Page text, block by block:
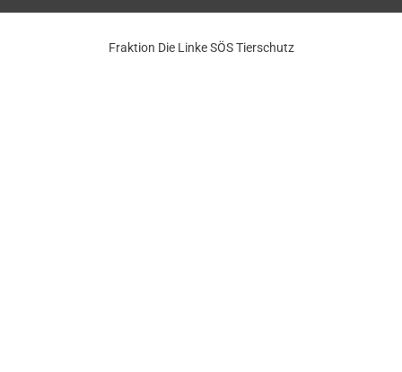
Fraktion Die Linke SÖS Tierschutz